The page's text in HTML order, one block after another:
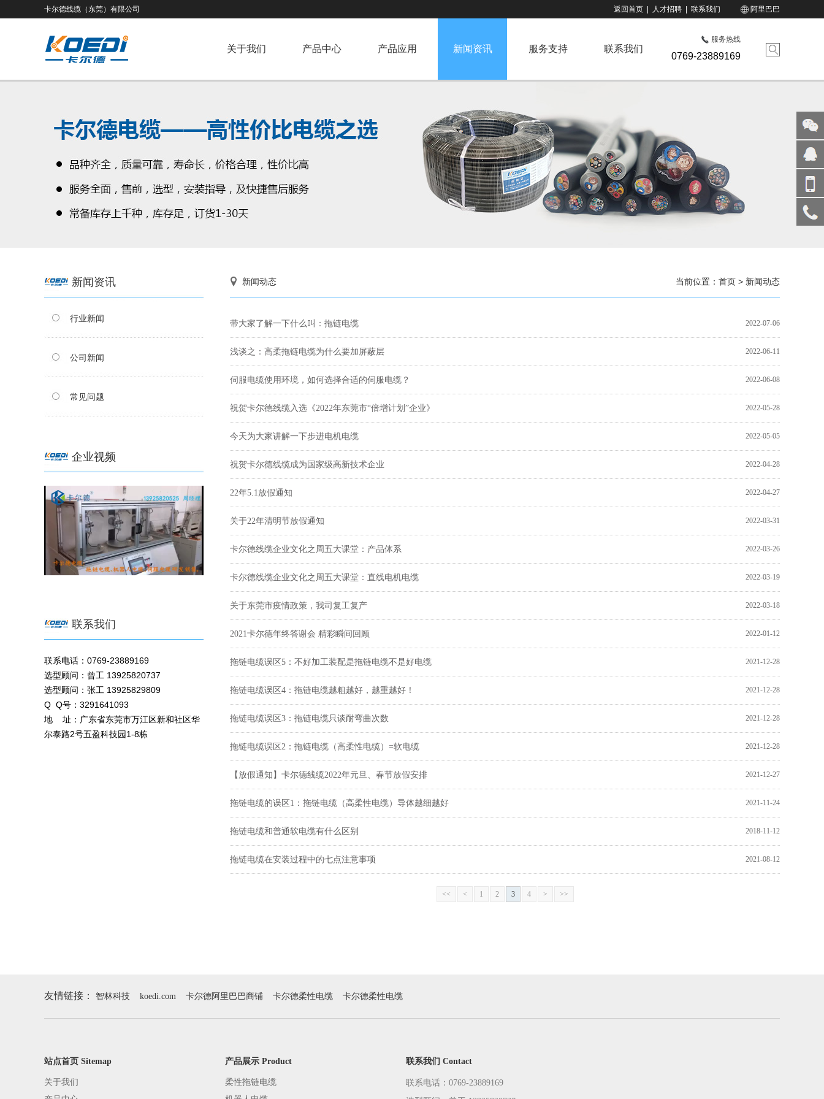
卡尔德线缆（东莞）有限公司 返回首页 人才招聘 联系我们 阿里巴巴
关于我们 产品中心 产品应用 新闻资讯 服务支持 联系我们
服务热线
0769-23889169
新闻资讯
行业新闻
公司新闻
常见问题
企业视频
联系我们
联系电话：0769-23889169
选型顾问：曾工 13925820737
选型顾问：张工 13925829809
Q Q号：3291641093
地 址：广东省东莞市万江区新和社区华
尔泰路2号五盈科技园1-8栋
新闻动态 当前位置： 首页 > 新闻动态
带大家了解一下什么叫：拖链电缆 2022-07-06
浅谈之：高柔拖链电缆为什么要加屏蔽层 2022-06-11
伺服电缆使用环境，如何选择合适的伺服电缆？ 2022-06-08
祝贺卡尔德线缆入选《2022年东莞市“倍增计划”企业》 2022-05-28
今天为大家讲解一下步进电机电缆 2022-05-05
祝贺卡尔德线缆成为国家级高新技术企业 2022-04-28
22年5.1放假通知 2022-04-27
关于22年清明节放假通知 2022-03-31
卡尔德线缆企业文化之周五大课堂：产品体系 2022-03-26
卡尔德线缆企业文化之周五大课堂：直线电机电缆 2022-03-19
关于东莞市疫情政策，我司复工复产 2022-03-18
2021卡尔德年终答谢会 精彩瞬间回顾 2022-01-12
拖链电缆误区5：不好加工装配是拖链电缆不是好电缆 2021-12-28
拖链电缆误区4：拖链电缆越粗越好，越重越好！ 2021-12-28
拖链电缆误区3：拖链电缆只谈耐弯曲次数 2021-12-28
拖链电缆误区2：拖链电缆（高柔性电缆）=软电缆 2021-12-28
【放假通知】卡尔德线缆2022年元旦、春节放假安排 2021-12-27
拖链电缆的误区1：拖链电缆（高柔性电缆）导体越细越好 2021-11-24
拖链电缆和普通软电缆有什么区别 2018-11-12
拖链电缆在安装过程中的七点注意事项 2021-08-12
<< < 1 2 3 4 > >>
友情链接： 智林科技 koedi.com 卡尔德阿里巴巴商铺 卡尔德柔性电缆 卡尔德柔性电缆
站点首页 Sitemap
关于我们
产品展示 Product
柔性拖链电缆
联系我们 Contact
联系电话：0769-23889169
关注
微信
在线
手机
访问